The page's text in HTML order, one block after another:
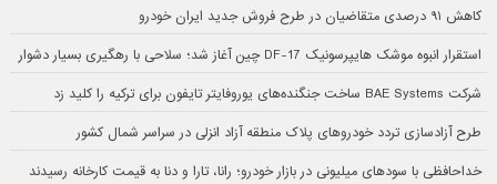
کاهش ۹۱ درصدی متقاضیان در طرح فروش جدید ایران خودرو
استقرار انبوه موشک هایپرسونیک DF-17 چین آغاز شد؛ سلاحی با رهگیری بسیار دشوار
شرکت BAE Systems ساخت جنگنده‌های یوروفایتر تایفون برای ترکیه را کلید زد
طرح آزادسازی تردد خودروهای پلاک منطقه آزاد انزلی در سراسر شمال کشور
خداحافظی با سودهای میلیونی در بازار خودرو؛ رانا، تارا و دنا به قیمت کارخانه رسیدند